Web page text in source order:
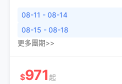
08-11 - 08-14
08-15 - 08-18
更多團期>>
$971起